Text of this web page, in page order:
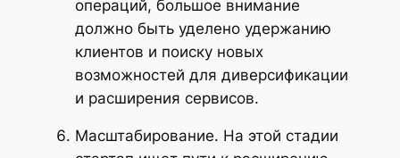
операций, большое внимание
должно быть уделено удержанию
клиентов и поиску новых
возможностей для диверсификации
и расширения сервисов.
Масштабирование. На этой стадии